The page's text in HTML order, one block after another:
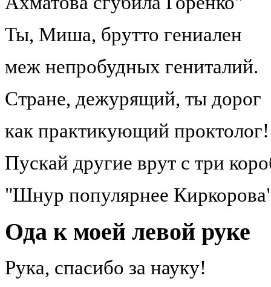
Ты, Миша, брутто гениален
меж непробудных гениталий.
Стране, дежурящий, ты дорог
как практикующий проктолог!
Пускай другие врут с три
"Шнур популярнее
Ода к моей левой руке
Рука, спасибо за науку!